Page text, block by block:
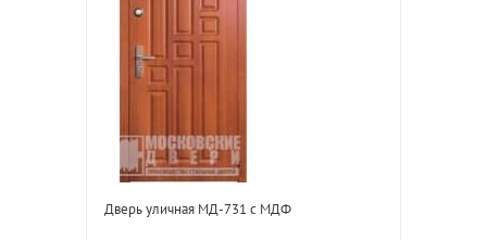
Дверь уличная МД-731 с МДФ